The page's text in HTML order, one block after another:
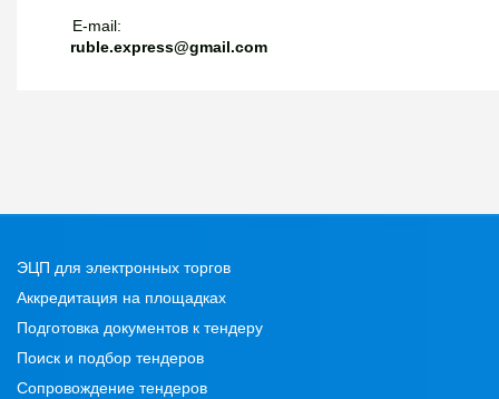
E-mail:
ruble.express@gmail.com
ЭЦП для электронных торгов
Аккредитация на площадках
Подготовка документов к тендеру
Поиск и подбор тендеров
Сопровождение тендеров